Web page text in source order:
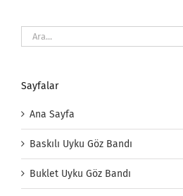
Ara:
Sayfalar
Ana Sayfa
Baskılı Uyku Göz Bandı
Buklet Uyku Göz Bandı